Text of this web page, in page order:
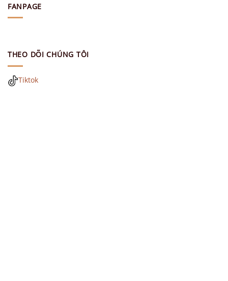
FANPAGE
THEO DÕI CHÚNG TÔI
Tiktok